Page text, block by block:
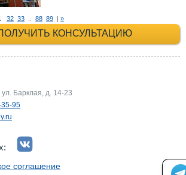
32 33 88 89 | »
КОНСУЛЬТАЦИЮ
+7 (495) 660-35-
ул. Барклая, д. 14-23
95
соглашение